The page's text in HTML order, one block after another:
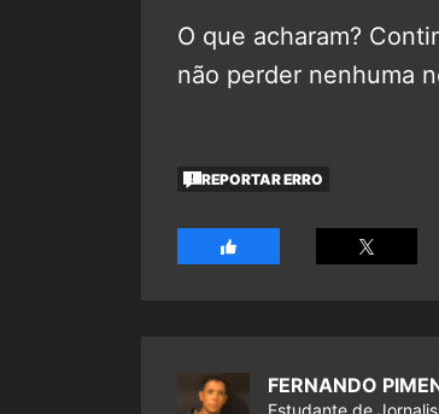
O que acharam?
não perder nenhuma
REPORTAR ERRO
FERNANDO